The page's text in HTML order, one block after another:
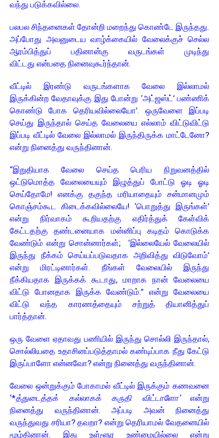
வந்து படுக்கவில்லை.
பலபல சிந்தனைகள் தோன்றி மறைந்து கொண்டே இருந்தது.
அப்போது அவனுடைய வாழ்க்கையில் வேலைக்குச் செல்ல
ஆரம்பித்துப் பதினான்கு வருடங்கள் முடிந்து
விட்டது என்பதை நினைவுகூர்ந்தான்.
வீட்டில் இரண்டு வருடங்களாக வேலை இல்லாமல்
இருக்கின்ற வேதாவுக்கு இது போன்று ‘அட்ஜஸ்ட்’ பண்ணிக்
கொண்டு போக தெரியவில்லையோ’. ஒருவேளை இப்படி
செய்து இருந்தால் செய்த வேலையை எல்லாம் விட்டுவிட்டு
இப்படி வீட்டில் வேலை இல்லாமல் இருந்திருக்க மாட்டேனோ?
என்று நினைத்து வருந்தினான்.
“இறுதியாக வேலை செய்த பெரிய நிறுவனத்தில்
ஒட்டுமொத்த வேலையையும் இழுத்துப் போட்டு ஓடி ஓடி
செய்தோமே! எனக்கு தகுந்த மரியாதையும் சன்மானமும்
கொஞ்சம்கூட கிடைக்கவில்லையே! ‘பொறுத்து இருங்கள்’
என்று நிர்வாகம் கூறியதற்கு எதிர்த்துக் கேள்விக்
கேட்டதற்கு தண்டனையாக மன்னிப்பு கடிதம் கொடுக்க
வேண்டும் என்று சொன்னார்கள்; ‘இல்லையேல் வேலையில்
இருந்து நீக்கம் செய்யப்படுவதாக அறிவித்து விடுவோம்’
என்று மிரட்டினார்கள். நீங்கள் வேலையில் இருந்து
நீக்கியதாக இருக்கக் கூடாது, மாறாக நான் வேலையை
விட்டு போனதாக இருக்க வேண்டும்.” என்று வேலையை
விட்டு வந்த காரணத்தையும் சற்றுத் தியானித்துப்
பார்த்தான்.
ஒரு வேளை ஏதாவது பணியில் இருந்து சொல்லி இருந்தால்,
சொல்லியதை உதாசினப்படுத்தாமல் கண்டிப்பாக நீது கேட்டு
இருப்பாளோ என்னவோ? என்று நினைத்து வருந்தினான்.
வேலை ஒன்றுக்கும் போகாமல் வீட்டில் இருக்கும் கணவனை
‘*த்துடைத்தக் கல்லாகக் கருதி விட்டாளோ’என்று
நினைத்து வருந்தினான். அப்படி அவன் நினைத்து
வருந்துவது சரியா? தவறா? என்று தெரியாமல் வேதனையில்
மூழ்கினான். இது உள்ளூர உண்மையில்லை என்று